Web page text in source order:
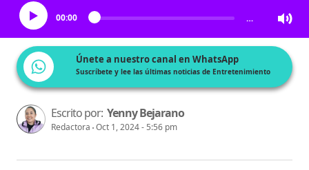
00:00 …
Únete a nuestro canal en WhatsApp
Suscríbete y lee las últimas noticias de Entretenimiento
Escrito por: Yenny Bejarano
Redactora Oct 1, 2024 - 5:56 pm